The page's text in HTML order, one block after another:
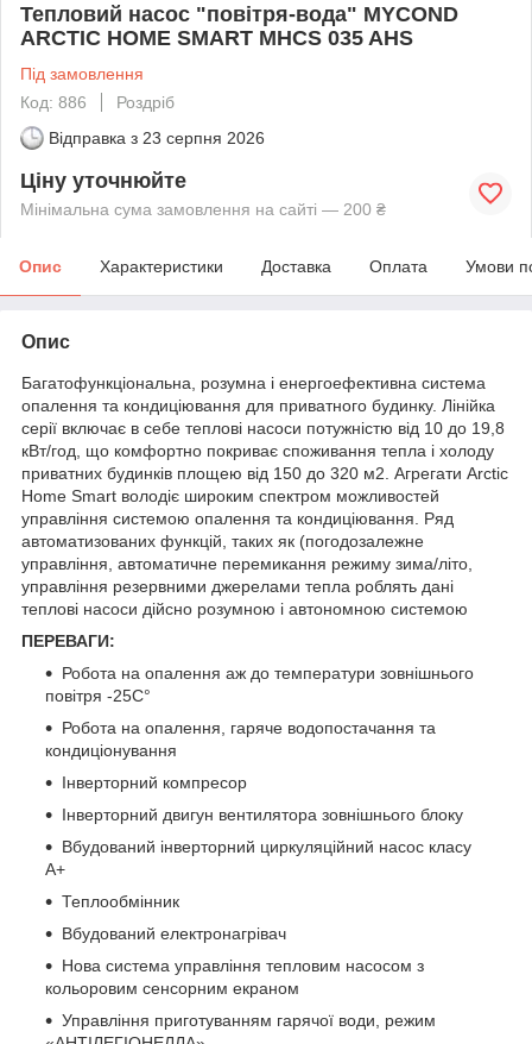
Тепловий насос "повітря-вода" MYCOND
ARCTIC HOME SMART MHCS 035 AHS
Під замовлення
Код: 886
Роздріб
Відправка з 23 серпня 2026
Ціну уточнюйте
Мінімальна сума замовлення на сайті — 200 ₴
Опис Характеристики Доставка Оплата Умови
Опис
Багатофункціональна, розумна і енергоефективна система
опалення та кондиціювання для приватного будинку. Лінійка
серії включає в себе теплові насоси потужністю від 10 до 19,8
кВт/год, що комфортно покриває споживання тепла і холоду
приватних будинків площею від 150 до 320 м2. Агрегати Arctic
Home Smart володіє широким спектром можливостей
управління системою опалення та кондиціювання. Ряд
автоматизованих функцій, таких як (погодозалежне
управління, автоматичне перемикання режиму зима/літо,
управління резервними джерелами тепла роблять дані
теплові насоси дійсно розумною і автономною системою
ПЕРЕВАГИ:
Робота на опалення аж до температури зовнішнього
повітря -25С°
Робота на опалення, гаряче водопостачання та
кондиціонування
Інверторний компресор
Інверторний двигун вентилятора зовнішнього блоку
Вбудований інверторний циркуляційний насос класу
А+
Теплообмінник
Вбудований електронагрівач
Нова система управління тепловим насосом з
кольоровим сенсорним екраном
Управління приготуванням гарячої води, режим